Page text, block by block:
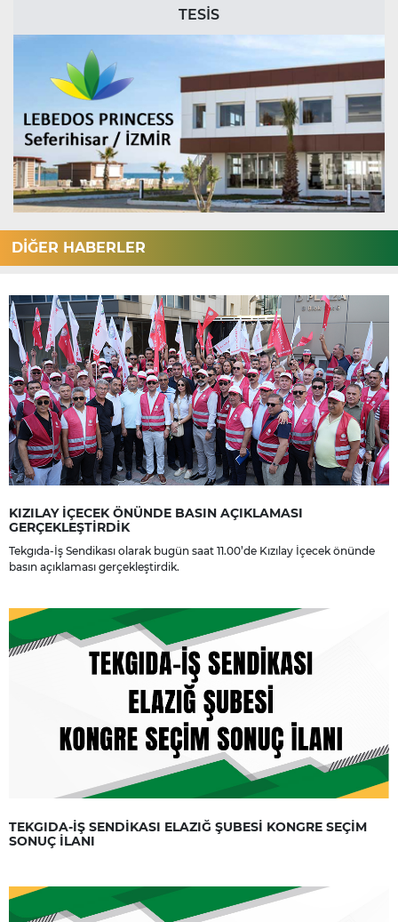
TESİS
DİĞER HABERLER
KIZILAY İÇECEK ÖNÜNDE BASIN AÇIKLAMASI
GERÇEKLEŞTİRDİK
Tekgıda-İş Sendikası olarak bugün saat 11.00’de Kızılay İçecek önünde
basın açıklaması gerçekleştirdik.
TEKGIDA-İŞ SENDİKASI ELAZIĞ ŞUBESİ KONGRE SEÇİM
SONUÇ İLANI